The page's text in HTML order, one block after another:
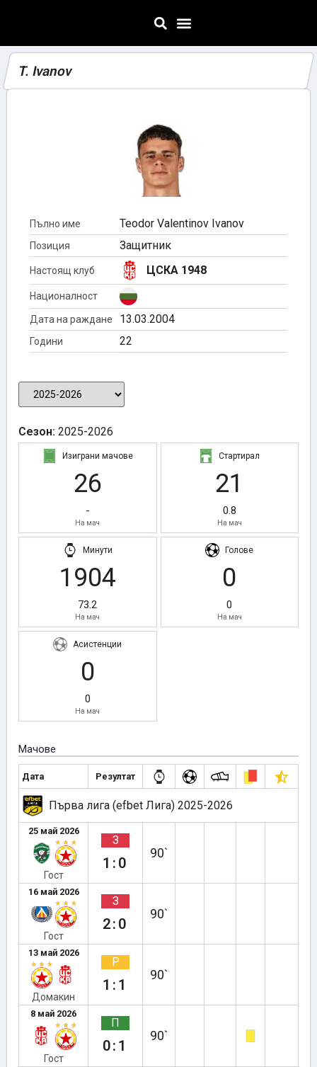
T. Ivanov
Пълно име Teodor Valentinov Ivanov
Позиция Защитник
Настоящ клуб ЦСКА 1948
Националност
Дата на раждане 13.03.2004
Години 22
Сезон: 2025-2026
Изиграни мачове
26
-
На мач
Стартирал
21
0.8
На мач
Минути
1904
73.2
На мач
Голове
0
0
На мач
Асистенции
0
0
На мач
Мачове
Дата Резултат
Първа лига (efbet Лига) 2025-2026
25 май 2026
Гост
З
1:0
90`
16 май 2026
Гост
З
2:0
90`
13 май 2026
Домакин
Р
1:1
90`
8 май 2026
Гост
П
0:1
90`